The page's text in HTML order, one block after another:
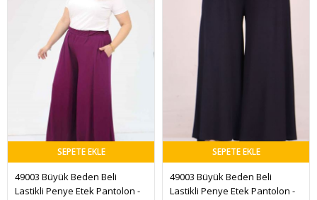
SEPETE EKLE
49003 Büyük Beden Beli
Lastikli Penye Etek Pantolon -
SEPETE EKLE
49003 Büyük Beden Beli
Lastikli Penye Etek Pantolon -